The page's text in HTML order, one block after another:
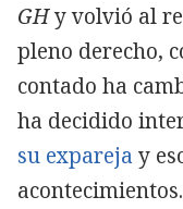
GHy volvió al
pleno derecho,
contado ha
ha decidido
su expareja y
acontecimientos.